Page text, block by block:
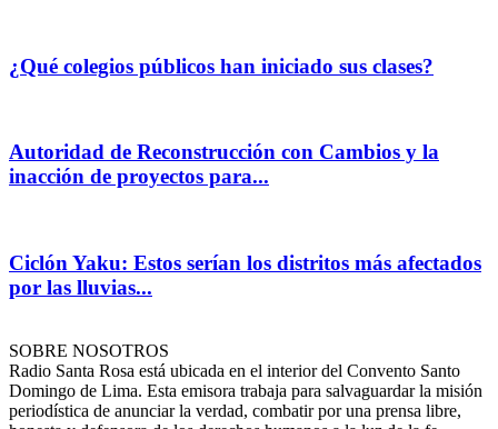
¿Qué colegios públicos han iniciado sus clases?
Autoridad de Reconstrucción con Cambios y la
inacción de proyectos para...
Ciclón Yaku: Estos serían los distritos más afectados
por las lluvias...
SOBRE NOSOTROS
Radio Santa Rosa está ubicada en el interior del Convento Santo
Domingo de Lima. Esta emisora trabaja para salvaguardar la misión
periodística de anunciar la verdad, combatir por una prensa libre,